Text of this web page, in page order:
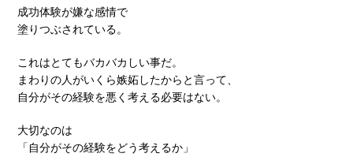
成功体験が嫌な感情で
塗りつぶされている。
これはとてもバカバカしい事だ。
まわりの人がいくら嫉妬したからと言って、
自分がその経験を悪く考える必要はない。
大切なのは
「自分がその経験をどう考えるか」